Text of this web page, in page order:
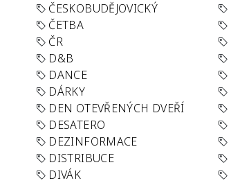
ČESKOBUDĚJOVICKÝ
ČETBA
ČR
D&B
DANCE
DÁRKY
DEN OTEVŘENÝCH DVEŘÍ
DESATERO
DEZINFORMACE
DISTRIBUCE
DIVÁK